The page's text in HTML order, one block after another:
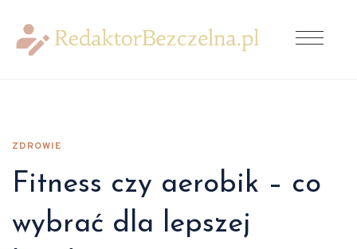
ZDROWIE
Fitness czy aerobik – co
wybrać dla lepszej